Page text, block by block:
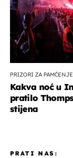
PRIZORI ZA PAMĆENJE
Kakva noć u
pratilo
stijena
PRATI NAS: